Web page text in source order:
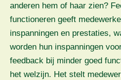
anderen hem of haar zien?
functioneren geeft
inspanningen en prestaties,
worden hun inspanningen
feedback bij minder goed
het welzijn. Het stelt